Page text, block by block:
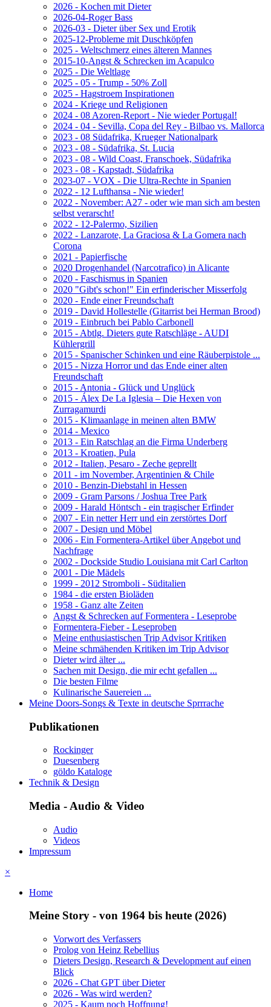
2026 - Kochen mit Dieter
2026-04-Roger Bass
2026-03 - Dieter über Sex und Erotik
2025-12-Probleme mit Duschköpfen
2025 - Weltschmerz eines älteren Mannes
2015-10-Angst & Schrecken im Acapulco
2025 - Die Weltlage
2025 - 05 - Trump - 50% Zoll
2025 - Hagstroem Inspirationen
2024 - Kriege und Religionen
2024 - 08 Azoren-Report - Nie wieder Portugal!
2024 - 04 - Sevilla, Copa del Rey - Bilbao vs. Mallorca
2023 - 08 Südafrika, Krueger Nationalpark
2023 - 08 - Südafrika, St. Lucia
2023 - 08 - Wild Coast, Franschoek, Südafrika
2023 - 08 - Kapstadt, Südafrika
2023-07 - VOX - Die Ultra-Rechte in Spanien
2022 - 12 Lufthansa - Nie wieder!
2022 - November: A27 - oder wie man sich am besten
selbst verarscht!
2022 - 12-Palermo, Sizilien
2022 - Lanzarote, La Graciosa & La Gomera nach
Corona
2021 - Papierfische
2020 Drogenhandel (Narcotrafico) in Alicante
2020 - Faschismus in Spanien
2020 "Gibt's schon!" Ein erfinderischer Misserfolg
2020 - Ende einer Freundschaft
2019 - David Hollestelle (Gitarrist bei Herman Brood)
2019 - Einbruch bei Pablo Carbonell
2015 - Abtlg. Dieters gute Ratschläge - AUDI
Kühlergrill
2015 - Spanischer Schinken und eine Räuberpistole ...
2015 - Nizza Horror und das Ende einer alten
Freundschaft
2015 - Antonia - Glück und Unglück
2015 - Álex De La Iglesia – Die Hexen von
Zurragamurdi
2015 - Klimaanlage in meinen alten BMW
2014 - Mexico
2013 - Ein Ratschlag an die Firma Underberg
2013 - Kroatien, Pula
2012 - Italien, Pesaro - Zeche geprellt
2011 - im November, Argentinien & Chile
2010 - Benzin-Diebstahl in Hessen
2009 - Gram Parsons / Joshua Tree Park
2009 - Harald Höntsch - ein tragischer Erfinder
2007 - Ein netter Herr und ein zerstörtes Dorf
2007 - Design und Möbel
2006 - Ein Formentera-Artikel über Angebot und
Nachfrage
2002 - Dockside Studio Louisiana mit Carl Carlton
2001 - Die Mädels
1999 - 2012 Stromboli - Süditalien
1984 - die ersten Bioläden
1958 - Ganz alte Zeiten
Angst & Schrecken auf Formentera - Leseprobe
Formentera-Fieber - Leseproben
Meine enthusiastischen Trip Advisor Kritiken
Meine schmähenden Kritiken im Trip Advisor
Dieter wird älter ...
Sachen mit Design, die mir echt gefallen ...
Die besten Filme
Kulinarische Sauereien ...
Meine Doors-Songs & Texte in deutsche Sprrrache
Publikationen
Rockinger
Duesenberg
göldo Kataloge
Technik & Design
Media - Audio & Video
Audio
Videos
Impressum
×
Home
Meine Story - von 1964 bis heute (2026)
Vorwort des Verfassers
Prolog von Heinz Rebellius
Dieters Design, Research & Development auf einen
Blick
2026 - Chat GPT über Dieter
2026 - Was wird werden?
2025 - Kaum noch Hoffnung!